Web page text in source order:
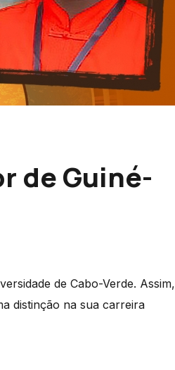
de Guiné-
de Cabo-Verde. Assim,
distinção na sua carreira